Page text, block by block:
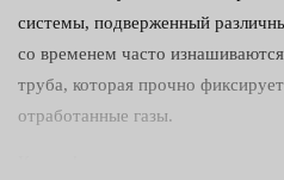
системы, подверженный
со временем часто
труба, которая прочно
отработанные газы.